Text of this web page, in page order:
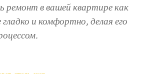
ремонт в вашей квартире как
и комфортно, делая его